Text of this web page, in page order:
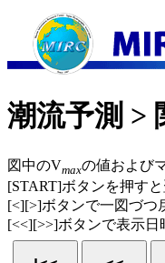
潮流予測 >
図中のVmaxの値および
[START]ボタンを押す
[<][>]ボタンで一図づつ
[<<][>>]ボタンで表示